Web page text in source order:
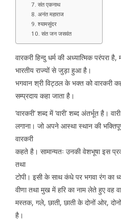
7. संत एकनाथ
8. अनंत महाराज
9. श्यामसुंदर
10. संत जन जसवंत
वारकरी हिन्दु धर्म की अध्यात्मिक परंपरा
भारतीय राज्यों से जुड़ा हुआ है।
भगवान श्री विट्ठल के भक्त को वारकरी
सम्प्रदाय कहा जाता है।
‘वारकरी’ शब्द में ‘वारी’ शब्द अंतर्भूत है।
लगाना। जो अपने आस्था स्थान की
वारकरी
कहते है। सामान्यतः उनकी वेशभूषा इस
तथा
टोपी। इसी के साथ कंधे पर भगवा रंग का
वीणा तथा मुख में हरि का नाम लेते हुए वह
मस्तक, गले, छाती, छाती के दोनों ओर,
है।